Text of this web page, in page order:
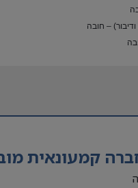
– חובה
קמעונאית